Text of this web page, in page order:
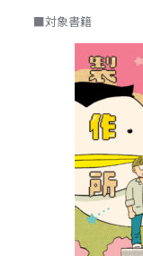
■対象書籍